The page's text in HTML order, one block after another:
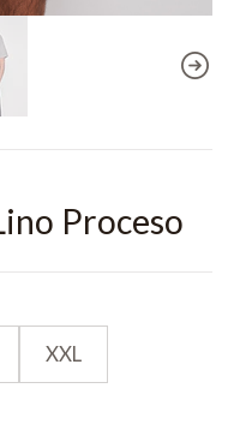
Proceso
XXL